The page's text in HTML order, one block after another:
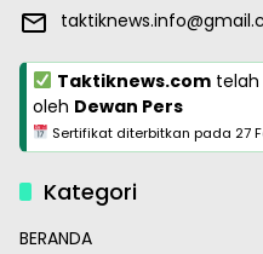
Taktiknews.comtelah
oleh Dewan Pers
Sertifikat diterbitkan pada 27
Kategori
BERANDA